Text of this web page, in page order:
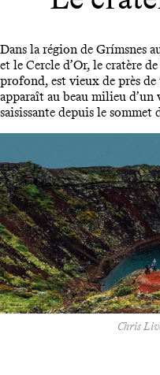
Dans la région de Grímsnes
et le Cercle d’Or, le cratère
profond, est vieux de près
apparaît au beau milieu d’un
saisissante depuis le sommet
Chris